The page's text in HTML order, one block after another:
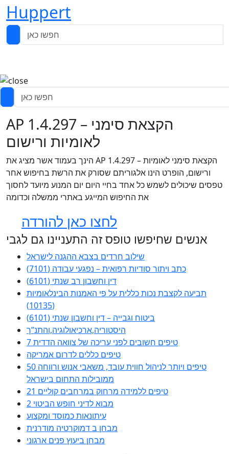
Huppert
AP 1.4.297 – הקצאת סימני
לאומיות ורישום
הינך בעמוד אשר מציג את AP 1.4.297 – הקצאת סימני לאומיות
ורישום, הופרט הינו אלגוריתם שסורק את הרשת בחיפוש אחר
טפסים שיכולים לשמש כל אחד בחיי היום יום המנוע מיועד לחסוך
את החיפוש המייגע באתרי ממשלה וכדומה
לחצו כאן להורדה
אנשים שחיפשו טופס זה התעניינו גם לגבי
שילוב חרדים בצבא ההגנה לישראל
כתב ויתור סודיות רפואית – נפגעי עבודה (7101)
דין וחשבון רב שנתי (6101)
תביעה לקצבת נכות כללית על פי האמנות הבינלאומיות
(10135)
ביטוח וגבייה – דין וחשבון שנתי (6101)
היסטוריה,ארכיאולוגיה,והתנ”ך
7 טיפים חשובים לפני עריכה של צוואה הדדית
טיפים כללים לדרום אמריקה
50 טיפים ויותר לניהול חווית עובד, משאבי אנוש ורווחה
ממובילות התחום בישראל
21 טיפים ללמידה מרחוק במרחבים קוליים
מבוא לדיני חופש הביטוי 2
עיתונאות כמוסד ומקצוע
מבחן ב דמוקרטיה מודרנית
מבחן ביעוץ פנים ארגוני